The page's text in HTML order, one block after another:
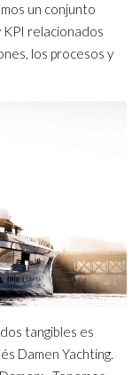
un conjunto
relacionados
los procesos y
tangibles es
Damen Yachting.